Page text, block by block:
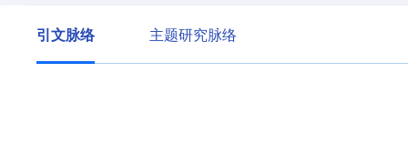
引文脉络 主题研究脉络